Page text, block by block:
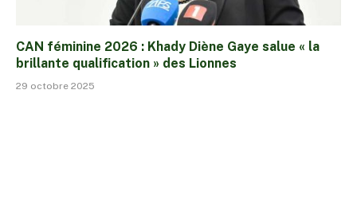
CAN féminine 2026 : Khady Diène Gaye salue « la
brillante qualification » des Lionnes
29 octobre 2025